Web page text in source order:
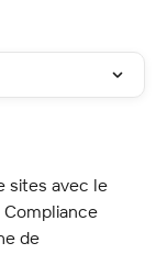
sites avec le
de